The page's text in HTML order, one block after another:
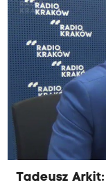
wstrzymał się
Dudą mają się
aktywiści z
apelujący o
Prezydent ma
Tadeusz